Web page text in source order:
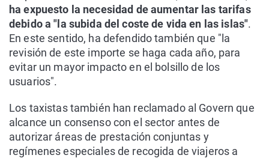
ha expuesto la necesidad de aumentar las tarifas
debido a "la subida del coste de vida en las islas".
En este sentido, ha defendido también que "la
revisión de este importe se haga cada año, para
evitar un mayor impacto en el bolsillo de los
usuarios".
Los taxistas también han reclamado al Govern que
alcance un consenso con el sector antes de
autorizar áreas de prestación conjuntas y
regímenes especiales de recogida de viajeros a